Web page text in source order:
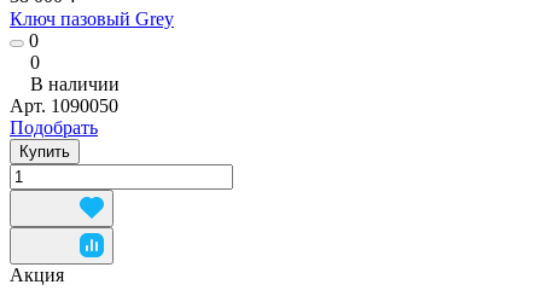
Ключ пазовый Grey
0
0
В наличии
Арт. 1090050
Подобрать
Купить
Акция